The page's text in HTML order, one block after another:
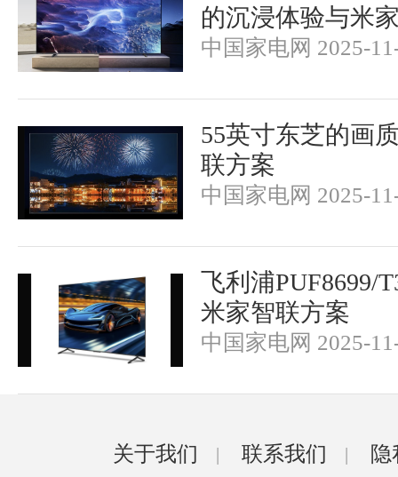
的沉浸体验与米
中国家电网 2025-
55英寸东芝的画
联方案
中国家电网 2025-
飞利浦PUF8699/
米家智联方案
中国家电网 2025-
关于我们 | 联系我们 |